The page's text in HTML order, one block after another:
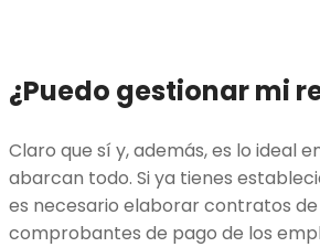
¿Puedo gestionar mi
Claro que sí y, además, es lo ideal
abarcan todo. Si ya tienes
es necesario elaborar contratos
comprobantes de pago de los